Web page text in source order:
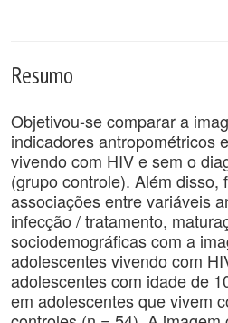
Resumo
Objetivou-se comparar a
indicadores antropométricos
vivendo com HIV e sem o
(grupo controle). Além disso,
associações entre variáveis
infecção / tratamento,
sociodemográficas com a
adolescentes vivendo com
adolescentes com idade de
em adolescentes que vivem